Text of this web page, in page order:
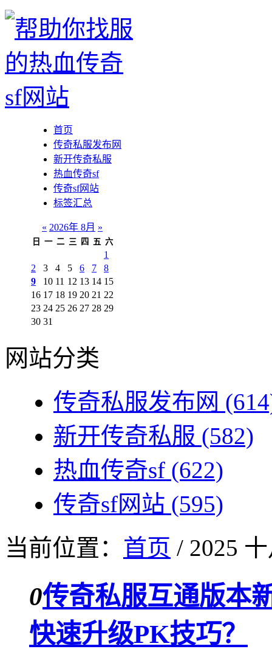
首页
传奇私服发布网
新开传奇私服
热血传奇sf
传奇sf网站
标签汇总
« 2026年 8月 »
日 一 二 三 四 五 六
1
2
3 4 5 6 7
8
9
10 11 12 13 14 15
16 17 18 19 20 21 22
23 24 25 26 27 28 29
30 31
网站分类
传奇私服发布网
新开传奇私服 (582)
热血传奇sf (622)
传奇sf网站 (595)
当前位置： 首页 / 2025
0传奇私服互通版本
快速升级PK技巧？